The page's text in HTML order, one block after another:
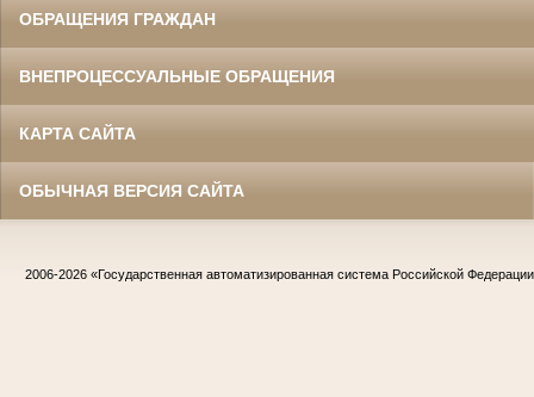
ОБРАЩЕНИЯ ГРАЖДАН
ВНЕПРОЦЕССУАЛЬНЫЕ ОБРАЩЕНИЯ
КАРТА САЙТА
ОБЫЧНАЯ ВЕРСИЯ САЙТА
2006-2026 «Государственная автоматизированная система Российской